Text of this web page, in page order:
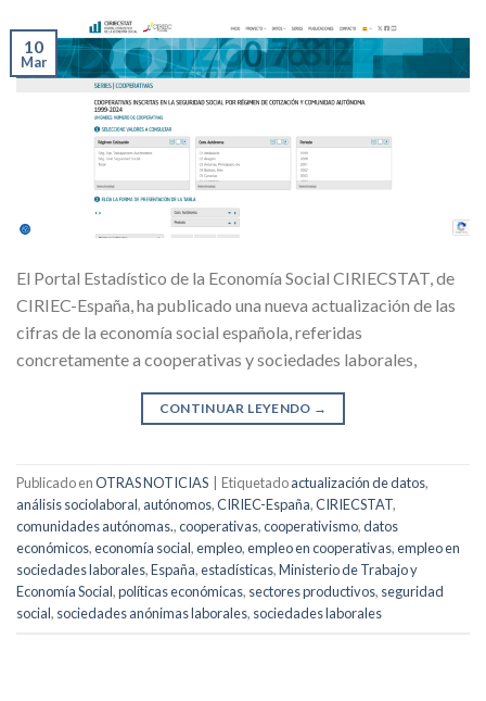
10
Mar
El Portal Estadístico de la Economía Social CIRIECSTAT, de
CIRIEC-España, ha publicado una nueva actualización de las
cifras de la economía social española, referidas
concretamente a cooperativas y sociedades laborales,
CONTINUAR LEYENDO →
Publicado enOTRAS NOTICIAS Etiquetadoactualización de datos,
análisis sociolaboral, autónomos,CIRIEC-España,CIRIECSTAT,
comunidades autónomas.,cooperativas,cooperativismo,datos
económicos,economía social,empleo,empleo en cooperativas,empleo en
sociedades laborales,España,estadísticas,Ministerio de Trabajo y
Economía Social,políticas económicas, sectores productivos, seguridad
social, sociedades anónimas laborales, sociedades laborales